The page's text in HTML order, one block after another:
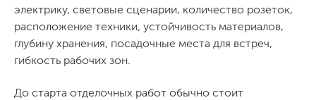
электрику, световые сценарии, количество розеток,
расположение техники, устойчивость материалов,
глубину хранения, посадочные места для встреч,
гибкость рабочих зон.
До старта отделочных работ обычно стоит